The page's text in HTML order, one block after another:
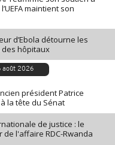
maintient son
d’Ebola détourne les
hôpitaux
août 2026
président Patrice
la tête du Sénat
de justice : le
de l'affaire RDC-Rwanda